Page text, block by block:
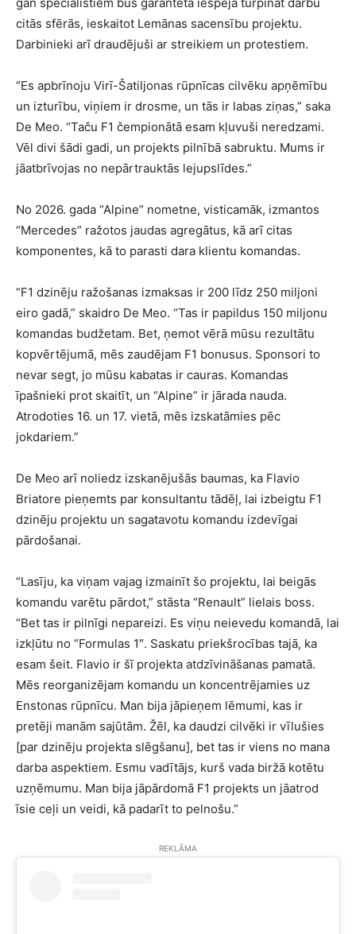
citās sfērās, ieskaitot Lemānas sacensību projektu.
Darbinieki arī draudējuši ar streikiem un protestiem.
“Es apbrīnoju Virī-Šatiljonas rūpnīcas cilvēku apņēmību
un izturību, viņiem ir drosme, un tās ir labas ziņas,” saka
De Meo. “Taču F1 čempionātā esam kļuvuši neredzami.
Vēl divi šādi gadi, un projekts pilnībā sabruktu. Mums ir
jāatbrīvojas no nepārtrauktās lejupslīdes.”
No 2026. gada “Alpine” nometne, visticamāk, izmantos
“Mercedes” ražotos jaudas agregātus, kā arī citas
komponentes, kā to parasti dara klientu komandas.
“F1 dzinēju ražošanas izmaksas ir 200 līdz 250 miljoni
eiro gadā,” skaidro De Meo. “Tas ir papildus 150 miljonu
komandas budžetam. Bet, ņemot vērā mūsu rezultātu
kopvērtējumā, mēs zaudējam F1 bonusus. Sponsori to
nevar segt, jo mūsu kabatas ir cauras. Komandas
īpašnieki prot skaitīt, un “Alpine” ir jārada nauda.
Atrodoties 16. un 17. vietā, mēs izskatāmies pēc
jokdariem.”
De Meo arī noliedz izskanējušās baumas, ka Flavio
Briatore pieņemts par konsultantu tādēļ, lai izbeigtu F1
dzinēju projektu un sagatavotu komandu izdevīgai
pārdošanai.
“Lasīju, ka viņam vajag izmainīt šo projektu, lai beigās
komandu varētu pārdot,” stāsta “Renault” lielais boss.
“Bet tas ir pilnīgi nepareizi. Es viņu neievedu komandā, lai
izkļūtu no “Formulas 1″. Saskatu priekšrocības tajā, ka
esam šeit. Flavio ir šī projekta atdzīvināšanas pamatā.
Mēs reorganizējam komandu un koncentrējamies uz
Enstonas rūpnīcu. Man bija jāpieņem lēmumi, kas ir
pretēji manām sajūtām. Žēl, ka daudzi cilvēki ir vīlušies
[par dzinēju projekta slēgšanu], bet tas ir viens no mana
darba aspektiem. Esmu vadītājs, kurš vada biržā kotētu
uzņēmumu. Man bija jāpārdomā F1 projekts un jāatrod
īsie ceļi un veidi, kā padarīt to pelnošu.”
REKLĀMA